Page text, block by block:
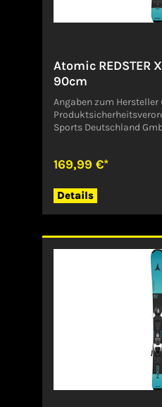
Atomic REDSTER
90cm
Angaben zum Hersteller
Sports Deutschland
169,99 €*
Details